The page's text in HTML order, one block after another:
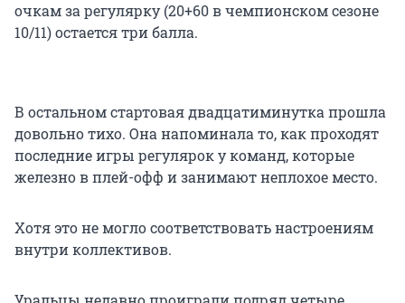
очкам за регулярку (20+60 в чемпионском сезоне
10/11) остается три балла.
В остальном стартовая двадцатиминутка прошла
довольно тихо. Она напоминала то, как проходят
последние игры регулярок у команд, которые
железно в плей-офф и занимают неплохое место.
Хотя это не могло соответствовать настроениям
внутри коллективов.